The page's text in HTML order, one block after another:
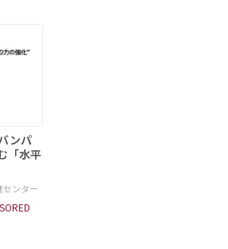
ンパ
「水平
センター